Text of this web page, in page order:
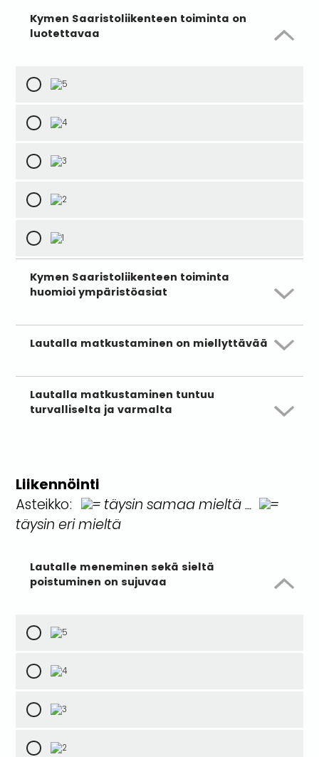
Kymen Saaristoliikenteen toiminta on
luotettavaa
Kymen Saaristoliikenteen toiminta
huomioi ympäristöasiat
Lautalla matkustaminen on miellyttävää
Lautalla matkustaminen tuntuu
turvalliselta ja varmalta
Liikennöinti
Asteikko:
= täysin samaa mieltä ...
=
täysin eri mieltä
Lautalle meneminen sekä sieltä
poistuminen on sujuvaa